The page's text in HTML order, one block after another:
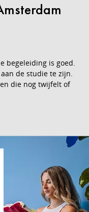
begeleiding is goed.
de studie te zijn.
die nog twijfelt of